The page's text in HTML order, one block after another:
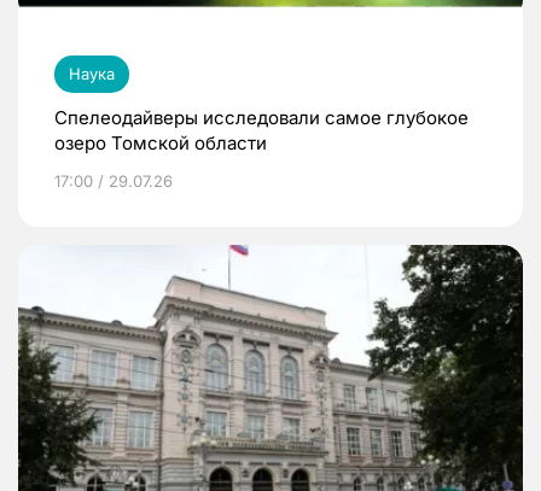
Наука
Спелеодайверы исследовали самое глубокое
озеро Томской области
17:00 / 29.07.26